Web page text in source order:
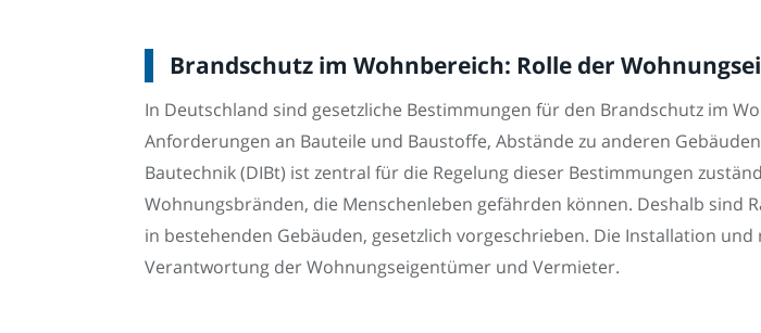
Brandschutz im Wohnbereich: Rolle der
In Deutschland sind gesetzliche Bestimmungen für den Brandschutz im
Anforderungen an Bauteile und Baustoffe, Abstände zu anderen
Bautechnik (DIBt) ist zentral für die Regelung dieser Bestimmungen
Wohnungsbränden, die Menschenleben gefährden können. Deshalb sind
in bestehenden Gebäuden, gesetzlich vorgeschrieben. Die Installation
Verantwortung der Wohnungseigentümer und Vermieter.